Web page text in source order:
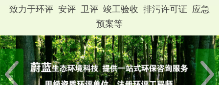
致力于环评 安评 卫评 竣工验收 排污许可证 应急
预案等